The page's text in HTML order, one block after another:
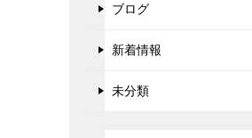
ブログ
新着情報
未分類